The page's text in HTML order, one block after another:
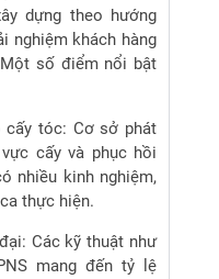
dựng theo hướng
nghiệm khách hàng
số điểm nổi bật
cấy tóc: Cơ sở phát
cấy và phục hồi
nhiều kinh nghiệm,
thực hiện.
Các kỹ thuật như
mang đến tỷ lệ